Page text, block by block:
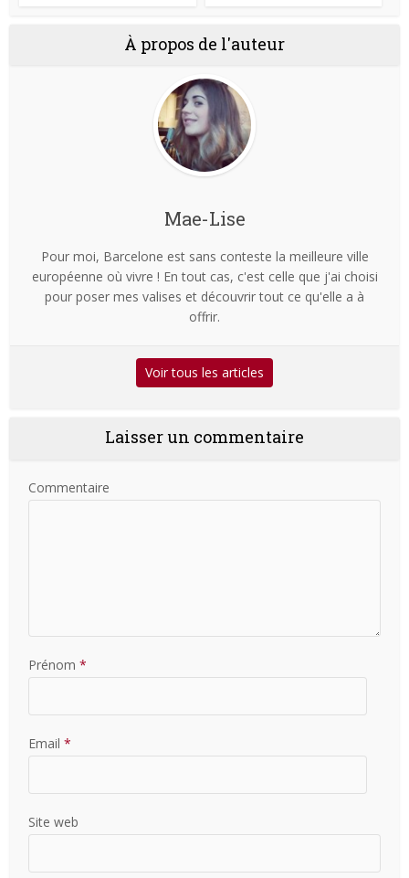
À propos de l'auteur
Mae-Lise
Pour moi, Barcelone est sans conteste la meilleure ville
européenne où vivre ! En tout cas, c'est celle que j'ai choisi
pour poser mes valises et découvrir tout ce qu'elle a à
offrir.
Voir tous les articles
Laisser un commentaire
Commentaire
Prénom *
Email *
Site web